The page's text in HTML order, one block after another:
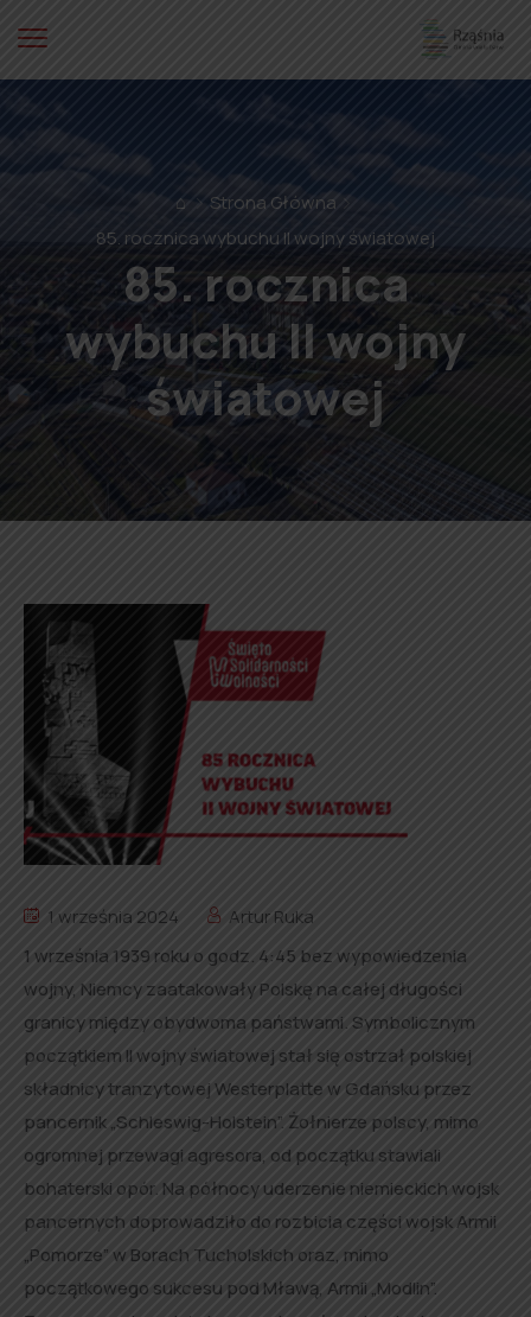
⌂
Strona Główna
85. rocznica wybuchu II wojny światowej
85. rocznica
wybuchu II wojny
światowej
1 września 2024
Artur Ruka
1 września 1939 roku o godz. 4:45 bez wypowiedzenia
wojny, Niemcy zaatakowały Polskę na całej długości
granicy między obydwoma państwami. Symbolicznym
początkiem II wojny światowej stał się ostrzał polskiej
składnicy tranzytowej Westerplatte w Gdańsku przez
pancernik „Schleswig-Holstein”. Żołnierze polscy, mimo
ogromnej przewagi agresora, od początku stawiali
bohaterski opór. Na północy uderzenie niemieckich wojsk
pancernych doprowadziło do rozbicia części wojsk Armii
„Pomorze” w Borach Tucholskich oraz, mimo
początkowego sukcesu pod Mławą, Armii „Modlin”.